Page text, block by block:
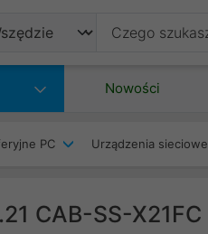
Nowości
PC Urządzenia sieciowe
CAB-SS-X21FC